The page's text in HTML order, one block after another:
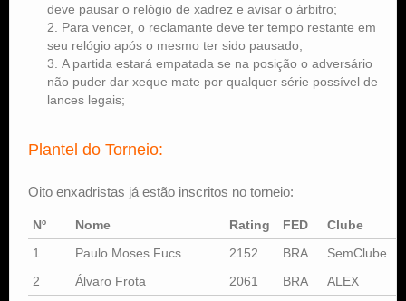
deve pausar o relógio de xadrez e avisar o árbitro;
Para vencer, o reclamante deve ter tempo restante em
seu relógio após o mesmo ter sido pausado;
A partida estará empatada se na posição o adversário
não puder dar xeque mate por qualquer série possível de
lances legais;
Plantel do Torneio:
Oito enxadristas já estão inscritos no torneio:
Nº Nome Rating FED
Clube
1
Paulo Moses Fucs 2152 BRA
SemClube
2
Álvaro Frota 2061 BRA
ALEX